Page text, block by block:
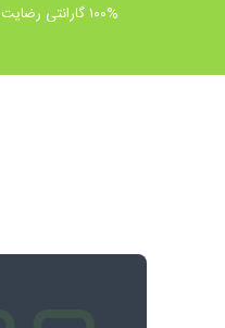
۱۰۰% گارانتی رضایت